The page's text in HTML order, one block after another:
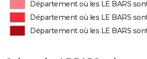
Département où les LE BARS
Département où les LE BARS
Département où les LE BARS